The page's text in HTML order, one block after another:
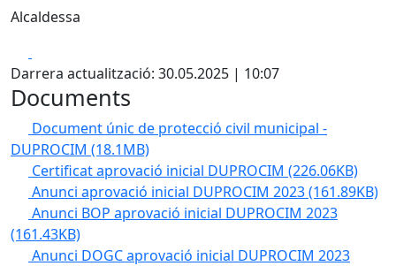
Alcaldessa
Darrera actualització: 30.05.2025 | 10:07
Documents
Document únic de protecció civil municipal -
DUPROCIM (18.1MB)
Certificat aprovació inicial DUPROCIM (226.06KB)
Anunci aprovació inicial DUPROCIM 2023(161.89KB)
Anunci BOP aprovació inicial DUPROCIM 2023
(161.43KB)
Anunci DOGC aprovació inicial DUPROCIM 2023